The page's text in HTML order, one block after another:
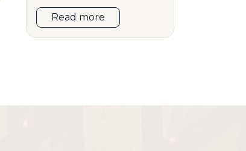
Read more